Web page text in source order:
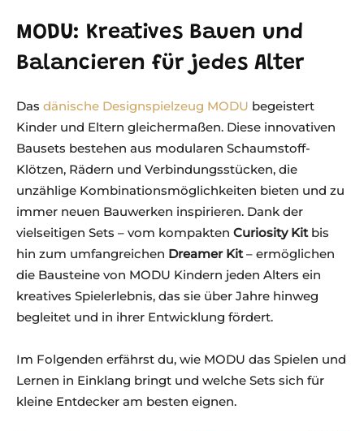
MODU: Kreatives Bauen und
Balancieren für jedes Alter
Das dänische Designspielzeug MODU begeistert
Kinder und Eltern gleichermaßen. Diese innovativen
Bausets bestehen aus modularen Schaumstoff-
Klötzen, Rädern und Verbindungsstücken, die
unzählige Kombinationsmöglichkeiten bieten und zu
immer neuen Bauwerken inspirieren. Dank der
vielseitigen Sets – vom kompakten Curiosity Kitbis
hin zum umfangreichen Dreamer Kit– ermöglichen
die Bausteine von MODU Kindern jeden Alters ein
kreatives Spielerlebnis, das sie über Jahre hinweg
begleitet und in ihrer Entwicklung fördert.
Im Folgenden erfährst du, wie MODU das Spielen und
Lernen in Einklang bringt und welche Sets sich für
kleine Entdecker am besten eignen.